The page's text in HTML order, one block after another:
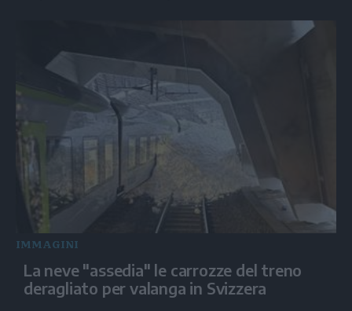
IMMAGINI
La neve "assedia" le carrozze del treno
deragliato per valanga in Svizzera